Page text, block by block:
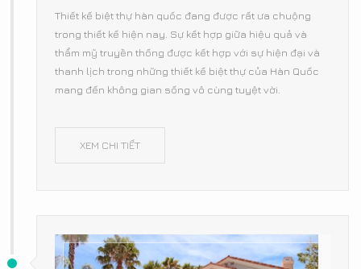
Thiết kế biệt thự hàn quốc đang được rất ưa chuộng
trong thiết kế hiện nay. Sự kết hợp giữa hiệu quả và
thẩm mỹ truyền thống được kết hợp với sự hiện đại và
thanh lịch trong những thiết kế biệt thự của Hàn Quốc
mang đến không gian sống vô cùng tuyệt vời.
XEM CHI TIẾT